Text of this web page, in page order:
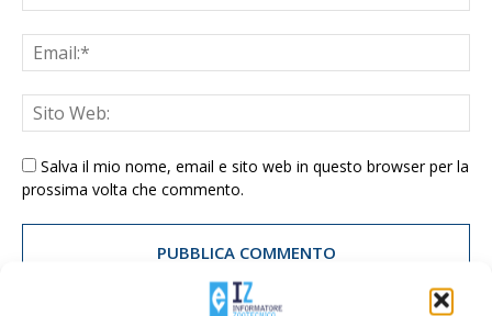
Salva il mio nome, email e sito web in questo browser per la
prossima volta che commento.